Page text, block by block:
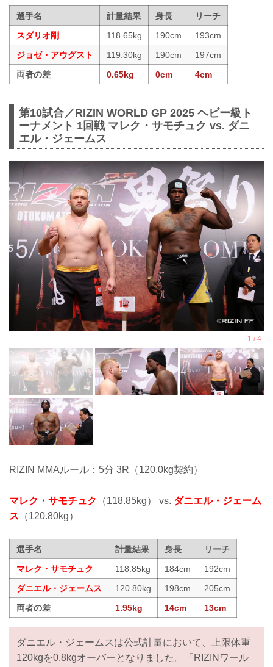
選手名 計量結果 身長
リーチ
スダリオ剛
118.65kg 190cm
193cm
ジョゼ・アウグスト
119.30kg 190cm
197cm
両者の差
0.65kg 0cm 4cm
第10試合／RIZIN WORLD GP 2025 ヘビー級ト
ーナメント 1回戦 マレク・サモチュク vs. ダニ
エル・ジェームス
RIZIN MMAルール：5分 3R（120.0kg契約）
マレク・サモチュク （118.85kg） vs. ダニエル・ジェーム
ス （120.80kg）
選手名 計量結果 身長
リーチ
マレク・サモチュク
118.85kg 184cm
192cm
ダニエル・ジェームス
120.80kg 198cm
205cm
両者の差
1.95kg 14cm 13cm
ダニエル・ジェームスは公式計量において、上限体重
120kgを0.8kgオーバーとなりました。「RIZINワール